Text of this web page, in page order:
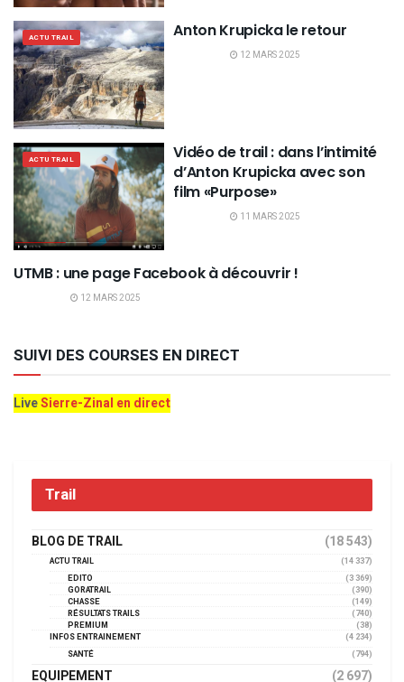
ACTU TRAIL Anton Krupicka le retour
12 MARS 2025
ACTU TRAIL
Vidéo de trail : dans l’intimité
d’Anton Krupicka avec son
film «Purpose»
11 MARS 2025
ACTU TRAIL
UTMB : une page Facebook à découvrir !
12 MARS 2025
SUIVI DES COURSES EN DIRECT
LiveSierre-Zinal en direct
Trail
BLOG DE TRAIL (18 543)
ACTU TRAIL
(14 337)
EDITO
(3 369)
GORATRAIL
(390)
CHASSE
(149)
RÉSULTATS TRAILS
(740)
PREMIUM
(38)
INFOS ENTRAINEMENT
(4 234)
SANTÉ
(794)
EQUIPEMENT (2 697)